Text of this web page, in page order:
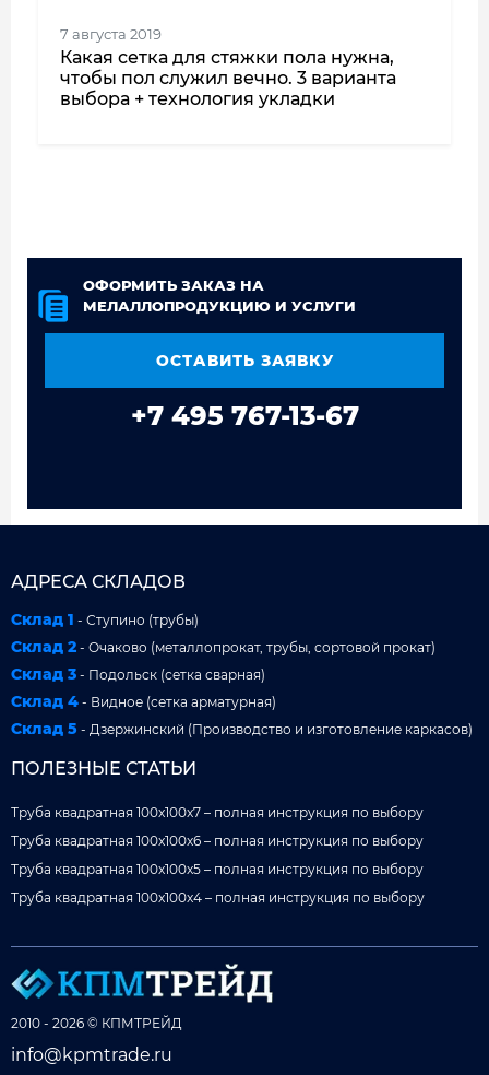
7 августа 2019
Какая сетка для стяжки пола нужна,
чтобы пол служил вечно. 3 варианта
выбора + технология укладки
ОФОРМИТЬ ЗАКАЗ НА
МЕЛАЛЛОПРОДУКЦИЮ И УСЛУГИ
ОСТАВИТЬ ЗАЯВКУ
+7 495 767-13-67
АДРЕСА СКЛАДОВ
Склад 1 - Ступино (трубы)
Склад 2 - Очаково (металлопрокат, трубы, сортовой прокат)
Склад 3 - Подольск (сетка сварная)
Склад 4 - Видное (сетка арматурная)
Склад 5 - Дзержинский (Производство и изготовление каркасов)
ПОЛЕЗНЫЕ СТАТЬИ
Труба квадратная 100x100x7 – полная инструкция по выбору
Труба квадратная 100x100x6 – полная инструкция по выбору
Труба квадратная 100x100x5 – полная инструкция по выбору
Труба квадратная 100x100x4 – полная инструкция по выбору
2010 - 2026 © КПМТРЕЙД
info@kpmtrade.ru